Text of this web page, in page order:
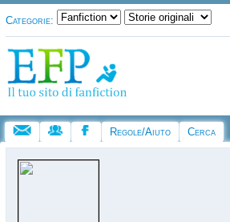
Categorie:
Regole/Aiuto Cerca